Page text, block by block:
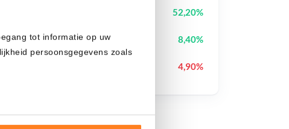
tot informatie op uw
persoonsgegevens zoals
52,20%
Heima HEI 8,40%
4,90%